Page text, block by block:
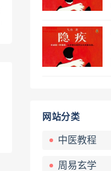
网站分类
中医教程
周易玄学